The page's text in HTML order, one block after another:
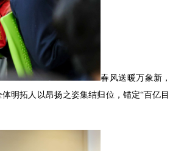
春风送暖万象新
明拓人以昂扬之姿集结归位，锚定“百